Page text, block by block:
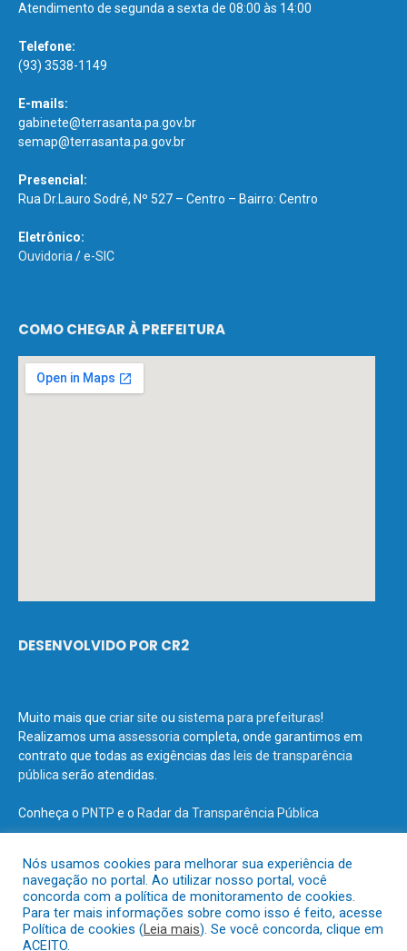
Atendimento de segunda a sexta de 08:00 às 14:00
Telefone:
(93) 3538-1149
E-mails:
gabinete@terrasanta.pa.gov.br
semap@terrasanta.pa.gov.br
Presencial:
Rua Dr.Lauro Sodré, Nº 527 – Centro – Bairro: Centro
Eletrônico:
Ouvidoria /e-SIC
COMO CHEGAR À PREFEITURA
DESENVOLVIDO POR CR2
Muito mais que criar site ou sistema para prefeituras!
Realizamos uma assessoria completa, onde garantimos em
contrato que todas as exigências das leis de transparência
pública serão atendidas.
Conheça o PNTP e o Radar da Transparência Pública
Todos os direitos reservados a Prefeitura Municipal de Terra Santa.
Nós usamos cookies para melhorar sua experiência de
navegação no portal. Ao utilizar nosso portal, você
concorda com a política de monitoramento de cookies.
Para ter mais informações sobre como isso é feito, acesse
Política de cookies (Leia mais). Se você concorda, clique em
ACEITO.